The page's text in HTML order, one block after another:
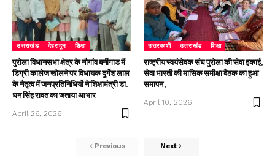
उत्तराखंड देहरादून शिक्षा
पुरोला विधानसभा क्षेत्र के नौगांव बर्नीगाड में
डिग्री कालेज खोलने पर विधायक दुर्गेश लाल
के नैतृत्व में जनप्रतिनिधियों ने शिक्षामंत्री डा.
धन सिंह रावत का जताया आभार
April 26, 2026
उत्तरकाशी उत्तराखंड शिक्षा
राष्ट्रीय स्वयंसेवक संघ पुरोला की सेवा इकाई,
सेवा भारती की मासिक समीक्षा बैठक का हुआ
समापन ,
April 10, 2026
Previous Next